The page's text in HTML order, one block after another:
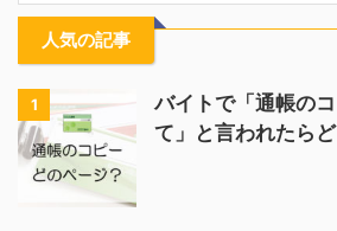
人気の記事
1
バイトで「通帳の
て」と言われたら